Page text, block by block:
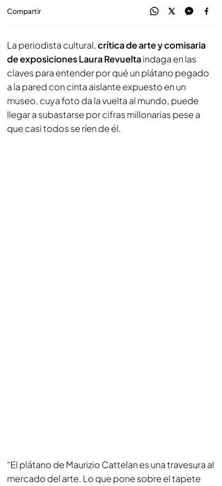
Compartir
La periodista cultural, crítica de arte y comisaria
de exposiciones Laura Revueltaindaga en las
claves para entender por qué un plátano pegado
a la pared con cinta aislante expuesto en un
museo, cuya foto da la vuelta al mundo, puede
llegar a subastarse por cifras millonarias pese a
que casi todos se ríen de él.
“El plátano de Maurizio Cattelan es una travesura al
mercado del arte. Lo que pone sobre el tapete